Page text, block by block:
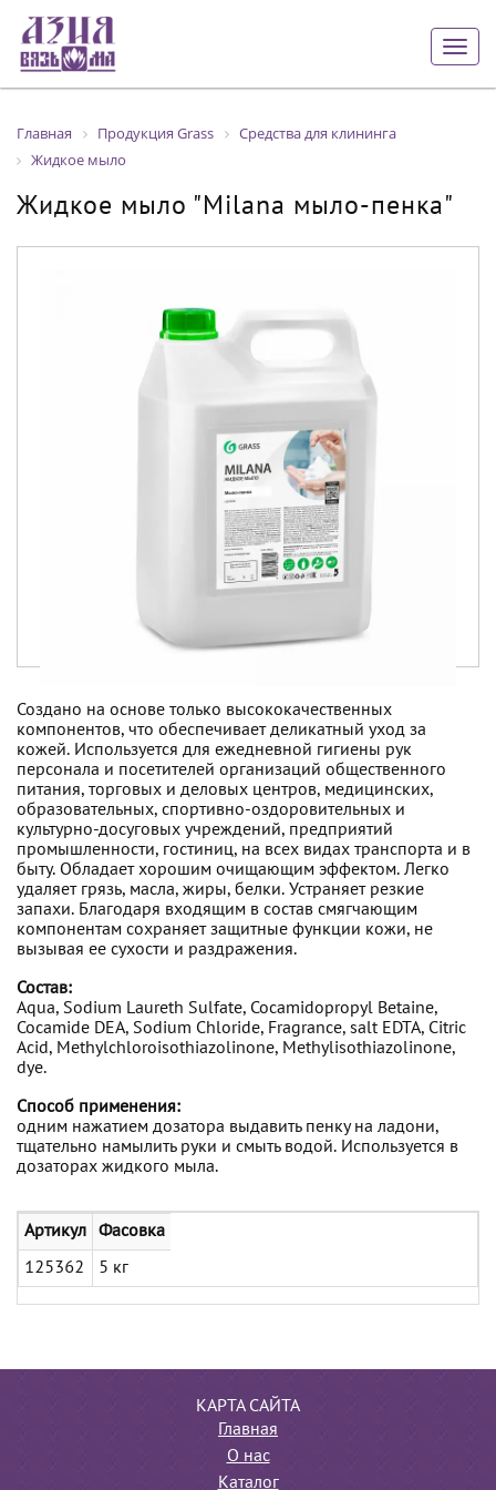
Главная Продукция Grass
Средства для клининга
Жидкое мыло
Жидкое мыло "Milana мыло-пенка"
Создано на основе только высококачественных
компонентов, что обеспечивает деликатный уход за
кожей. Используется для ежедневной гигиены рук
персонала и посетителей организаций общественного
питания, торговых и деловых центров, медицинских,
образовательных, спортивно-оздоровительных и
культурно-досуговых учреждений, предприятий
промышленности, гостиниц, на всех видах транспорта и в
быту. Обладает хорошим очищающим эффектом. Легко
удаляет грязь, масла, жиры, белки. Устраняет резкие
запахи. Благодаря входящим в состав смягчающим
компонентам сохраняет защитные функции кожи, не
вызывая ее сухости и раздражения.
Состав:
Aqua, Sodium Laureth Sulfate, Cocamidopropyl Betaine,
Cocamide DEA, Sodium Chloride, Fragrance, salt EDTA, Citric
Acid, Methylchloroisothiazolinone, Methylisothiazolinone,
dye.
Способ применения:
одним нажатием дозатора выдавить пенку на ладони,
тщательно намылить руки и смыть водой. Используется в
дозаторах жидкого мыла.
Артикул Фасовка
125362 5 кг
КАРТА САЙТА
Главная
О нас
Каталог